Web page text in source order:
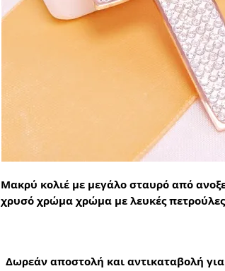
Μακρύ κολιέ με μεγάλο σταυρό από
χρυσό χρώμα χρώμα με λευκές
Δωρεάν αποστολή και αντικαταβολή